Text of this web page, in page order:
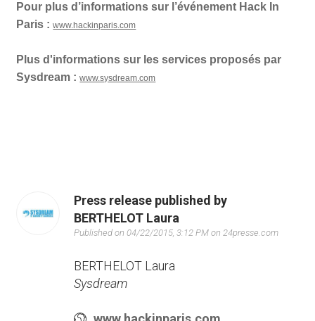
Pour plus d’informations sur l’événement Hack In
Paris :www.hackinparis.com
Plus d'informations sur les services proposés par
Sysdream :www.sysdream.com
Press release published by
BERTHELOT Laura
Published on 04/22/2015, 3:12 PM on 24presse.com
BERTHELOT Laura
Sysdream